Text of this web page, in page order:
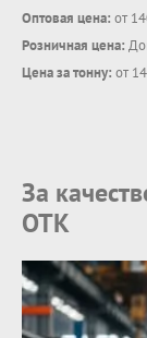
Оптовая цена: от
Розничная цена:
Цена за тонну: от
За
ОТК